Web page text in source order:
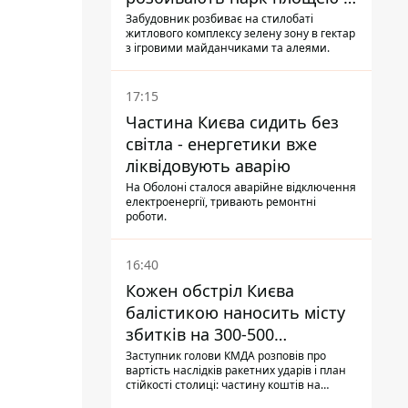
гектар
Забудовник розбиває на стилобаті
житлового комплексу зелену зону в гектар
з ігровими майданчиками та алеями.
17:15
Частина Києва сидить без
світла - енергетики вже
ліквідовують аварію
На Оболоні сталося аварійне відключення
електроенергії, тривають ремонтні
роботи.
16:40
Кожен обстріл Києва
балістикою наносить місту
збитків на 300-500
мільйонів - Петро
Пантелеєв
Заступник голови КМДА розповів про
вартість наслідків ракетних ударів і план
стійкості столиці: частину коштів на